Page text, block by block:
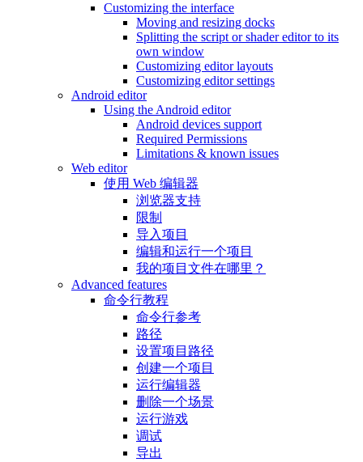
Customizing the interface
Moving and resizing docks
Splitting the script or shader editor to its
own window
Customizing editor layouts
Customizing editor settings
Android editor
Using the Android editor
Android devices support
Required Permissions
Limitations & known issues
Web editor
使用 Web 编辑器
浏览器支持
限制
导入项目
编辑和运行一个项目
我的项目文件在哪里？
Advanced features
命令行教程
命令行参考
路径
设置项目路径
创建一个项目
运行编辑器
删除一个场景
运行游戏
调试
导出